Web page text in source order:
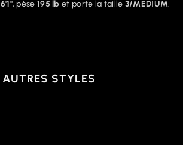
6'1", pèse 195 lb et porte la taille 3/MEDIUM.
AUTRES STYLES